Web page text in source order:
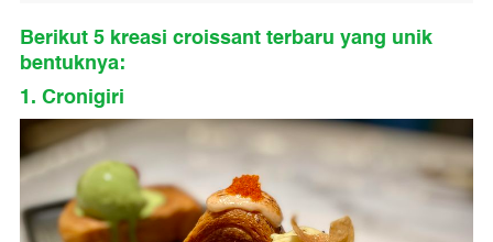
Berikut 5 kreasi croissant terbaru yang unik
bentuknya:
1. Cronigiri